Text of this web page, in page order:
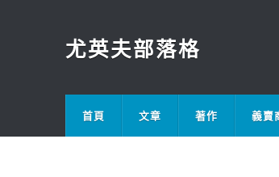
尤英夫部落格
首頁 文章 著作 義賣